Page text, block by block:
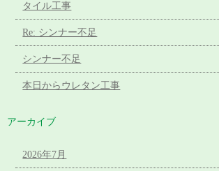
タイル工事
Re: シンナー不足
シンナー不足
本日からウレタン工事
アーカイブ
2026年7月